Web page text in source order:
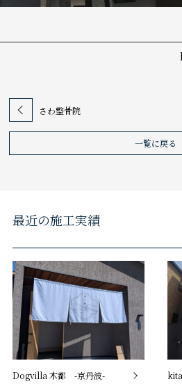
さわ整骨院
一覧に戻る
最近の施工実績
Dogvilla 木都 -京丹波-